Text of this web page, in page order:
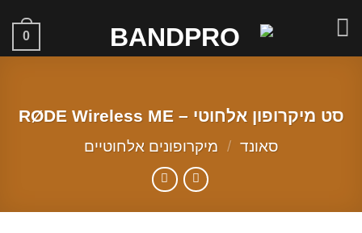
0
סט מיקרופון אלחוטי – RØDE Wireless ME
סאונד / מיקרופונים אלחוטיים